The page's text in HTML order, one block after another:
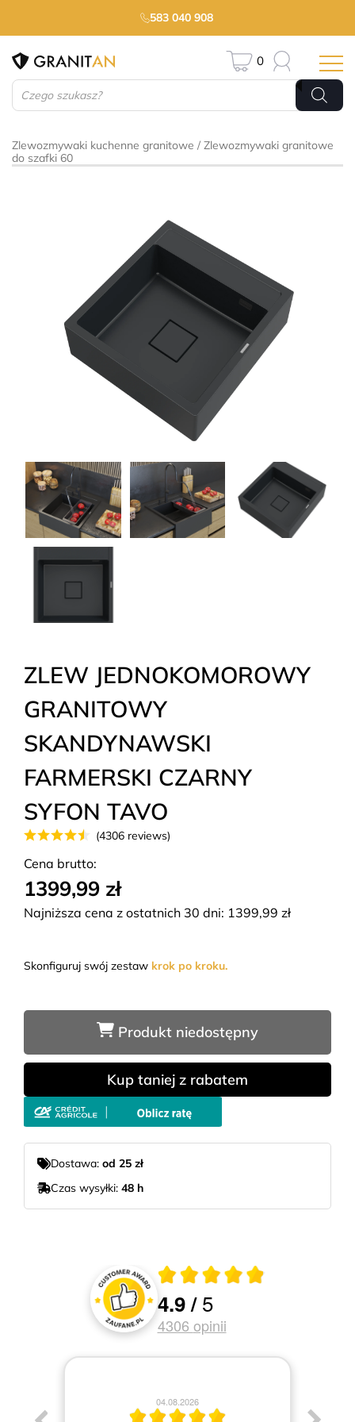
583 040 908
Wyszukiwarka
produktów
0
Zlewozmywaki kuchenne granitowe
Zlewozmywaki granitowe
do szafki 60
ZLEW JEDNOKOMOROWY
GRANITOWY
SKANDYNAWSKI
FARMERSKI CZARNY
SYFON TAVO
(4306 reviews)
Cena brutto:
1399,99 zł
Najniższa cena z ostatnich 30 dni: 1399,99 zł
Skonfiguruj swój zestaw krok po kroku.
Produkt niedostępny
Kup taniej z rabatem
Dostawa: od 25 zł
Czas wysyłki: 48 h
Oceny i recenzje klientów
Średnia ocena 4.9 z 5
4.9/5
4306 opinii
04.08.2026